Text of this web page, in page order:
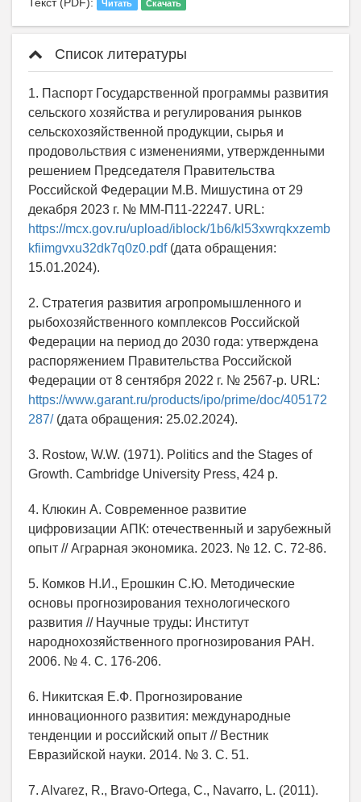
Читать Скачать
Список литературы
1. Паспорт Государственной программы развития
сельского хозяйства и регулирования рынков
сельскохозяйственной продукции, сырья и
продовольствия с изменениями, утвержденными
решением Председателя Правительства
Российской Федерации М.В. Мишустина от 29
декабря 2023 г. № ММ-П11-22247. URL:
https://mcx.gov.ru/upload/iblock/1b6/kl53xwrqkxzemb
kfiimgvxu32dk7q0z0.pdf(дата обращения:
15.01.2024).
2. Стратегия развития агропромышленного и
рыбохозяйственного комплексов Российской
Федерации на период до 2030 года: утверждена
распоряжением Правительства Российской
Федерации от 8 сентября 2022 г. № 2567-р. URL:
https://www.garant.ru/products/ipo/prime/doc/405172
287/(дата обращения: 25.02.2024).
3. Rostow, W.W. (1971). Politics and the Stages of
Growth. Cambridge University Press, 424 p.
4. Клюкин А. Современное развитие
цифровизации АПК: отечественный и зарубежный
опыт // Аграрная экономика. 2023. № 12. С. 72-86.
5. Комков Н.И., Ерошкин С.Ю. Методические
основы прогнозирования технологического
развития // Научные труды: Институт
народнохозяйственного прогнозирования РАН.
2006. № 4. С. 176-206.
6. Никитская Е.Ф. Прогнозирование
инновационного развития: международные
тенденции и российский опыт // Вестник
Евразийской науки. 2014. № 3. С. 51.
7. Alvarez, R., Bravo-Ortega, C., Navarro, L. (2011).